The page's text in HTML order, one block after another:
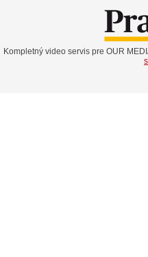
Kompletný video servis pre OUR